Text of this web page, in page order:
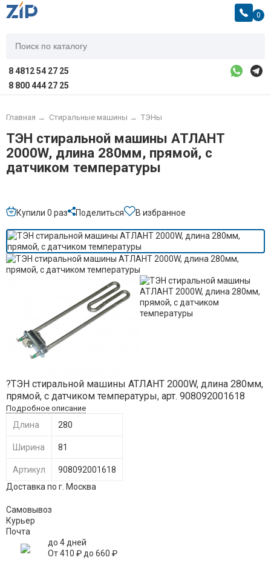
0
8 4812 54 27 25
8 800 444 27 25
Главная → Стиральные машины → ТЭНы
ТЭН стиральной машины АТЛАНТ
2000W, длина 280мм, прямой, с
датчиком температуры
Купили 0 раз Поделиться В избранное
?ТЭН стиральной машины АТЛАНТ 2000W, длина 280мм,
прямой, с датчиком температуры, арт. 908092001618
Подробное описание
Длина 280
Ширина 81
Артикул
908092001618
Доставка по г. Москва
Самовывоз
Курьер
Почта
до 4 дней
От 410 ₽ до 660 ₽